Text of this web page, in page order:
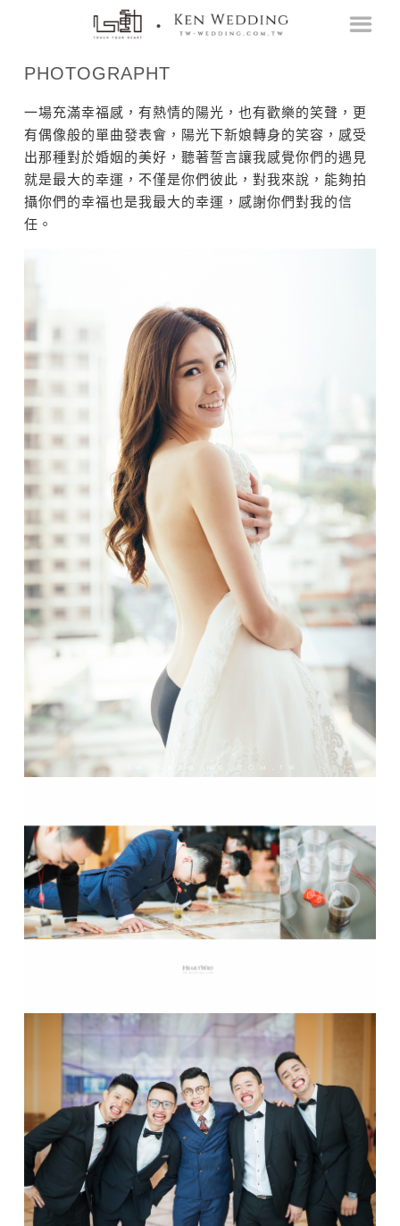
PHOTOGRAPHT
一場充滿幸福感，有熱情的陽光，也有歡樂的笑聲，更
有偶像般的單曲發表會，陽光下新娘轉身的笑容，感受
出那種對於婚姻的美好，聽著誓言讓我感覺你們的遇見
就是最大的幸運，不僅是你們彼此，對我來說，能夠拍
攝你們的幸福也是我最大的幸運，感謝你們對我的信
任。